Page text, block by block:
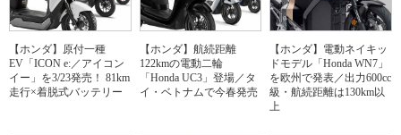
【ホンダ】原付一種
EV「ICON e:／アイコン
イー」を3/23発売！ 81km
走行×着脱式バッテリー
【ホンダ】航続距離
122kmの電動二輪
「Honda UC3」登場／タ
イ・ベトナムで今春発売
【ホンダ】電動ネイキッ
ドモデル「Honda WN7」
を欧州で発表／出力600cc
級・航続距離は130km以
上